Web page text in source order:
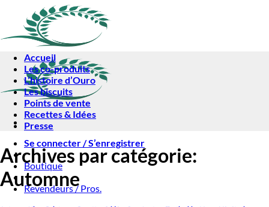
contenu
Se connecter / S’enregistrer
Boutique
Revendeurs / Pros.
Accueil
Les co-produits
L’histoire d’Ouro
Les biscuits
Points de vente
Recettes & Idées
Presse
Archives par catégorie:
Automne